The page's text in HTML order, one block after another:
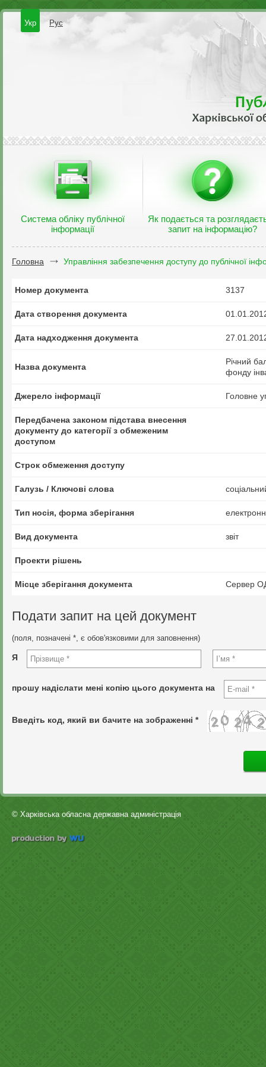
Укр Рус
Система обліку публічної
інформації
Як подається та
запит на інформацію?
Головна Управління забезпечення доступу до публічної
Номер документа 3137
Дата створення документа
Дата надходження документа
Назва документа
Річний
фонду
Джерело інформації Головне
Передбачена законом підстава внесення
документу до категорії з обмеженим
доступом
Строк обмеження доступу
Галузь / Ключові слова
Тип носія, форма зберігання
Вид документа звіт
Проекти рішень
Місце зберігання документа Сервер
Подати запит на цей документ
(поля, позначені *, є обов'язковими для заповнення)
Я
прошу надіслати мені копію цього документа на
Введіть код, який ви бачите на зображенні *
© Харківська обласна державна админістрація